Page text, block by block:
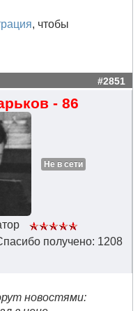
, чтобы
#2851
- 86
Не в сети
получено: 1208
новостями: